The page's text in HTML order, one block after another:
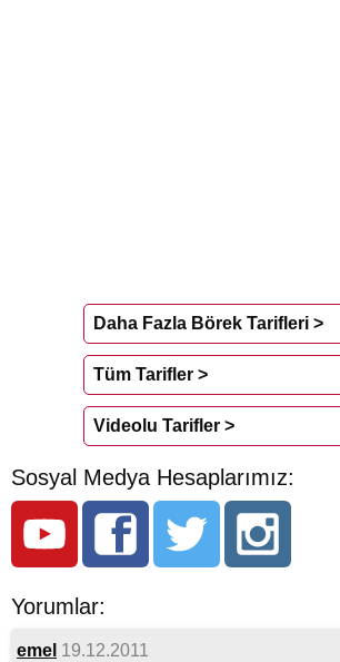
Daha Fazla Börek Tarifleri >
Tüm Tarifler >
Videolu Tarifler >
Sosyal Medya Hesaplarımız:
Yorumlar:
emel 19.12.2011